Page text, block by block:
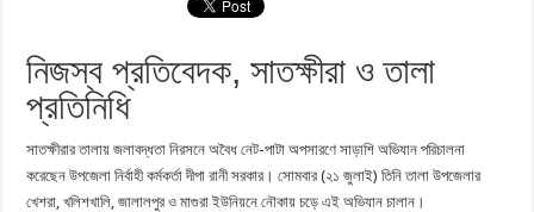
নিজস্ব প্রতিবেদক, সাতক্ষীরা ও তালা
প্রতিনিধি
সাতক্ষীরার তালায় জলাবদ্ধতা নিরসনে অবৈধ নেট-পাটা অপসারণে সাড়াশি অভিযান পরিচালনা
করেছেন উপজেলা নির্বাহী কর্মকর্তা দীপা রানী সরকার। সোমবার (২১ জুলাই) তিনি তালা উপজেলার
খেশরা, খলিশখালি, জালালপুর ও মাগুরা ইউনিয়নে নৌকায় চড়ে এই অভিযান চালান।